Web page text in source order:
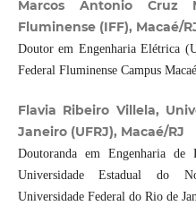
Marcos Antonio Cruz
Fluminense (IFF), Macaé/
Doutor em Engenharia Elétrica
Federal Fluminense Campus
Flavia Ribeiro Villela,
Janeiro (UFRJ), Macaé/RJ
Doutoranda em Engenharia de
Universidade Estadual do
Universidade Federal do Rio de